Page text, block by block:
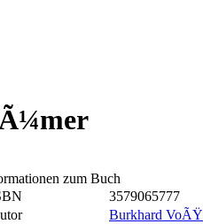
zum Buch
3579065777
Burkhard VoÃŸ